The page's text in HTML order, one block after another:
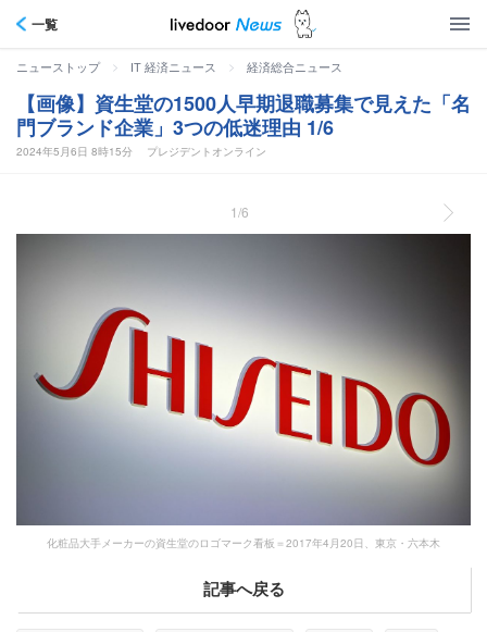
一覧
ニューストップ > IT 経済ニュース > 経済総合ニュース
【画像】資生堂の1500人早期退職募集で見えた「名
門ブランド企業」3つの低迷理由 1/6
2024年5月6日 8時15分 プレジデントオンライン
1/6
化粧品大手メーカーの資生堂のロゴマーク看板＝2017年4月20日、東京・六本木
記事へ戻る